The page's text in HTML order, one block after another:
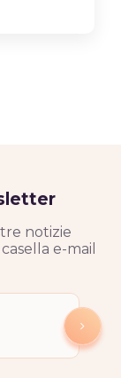
notizie
e-mail